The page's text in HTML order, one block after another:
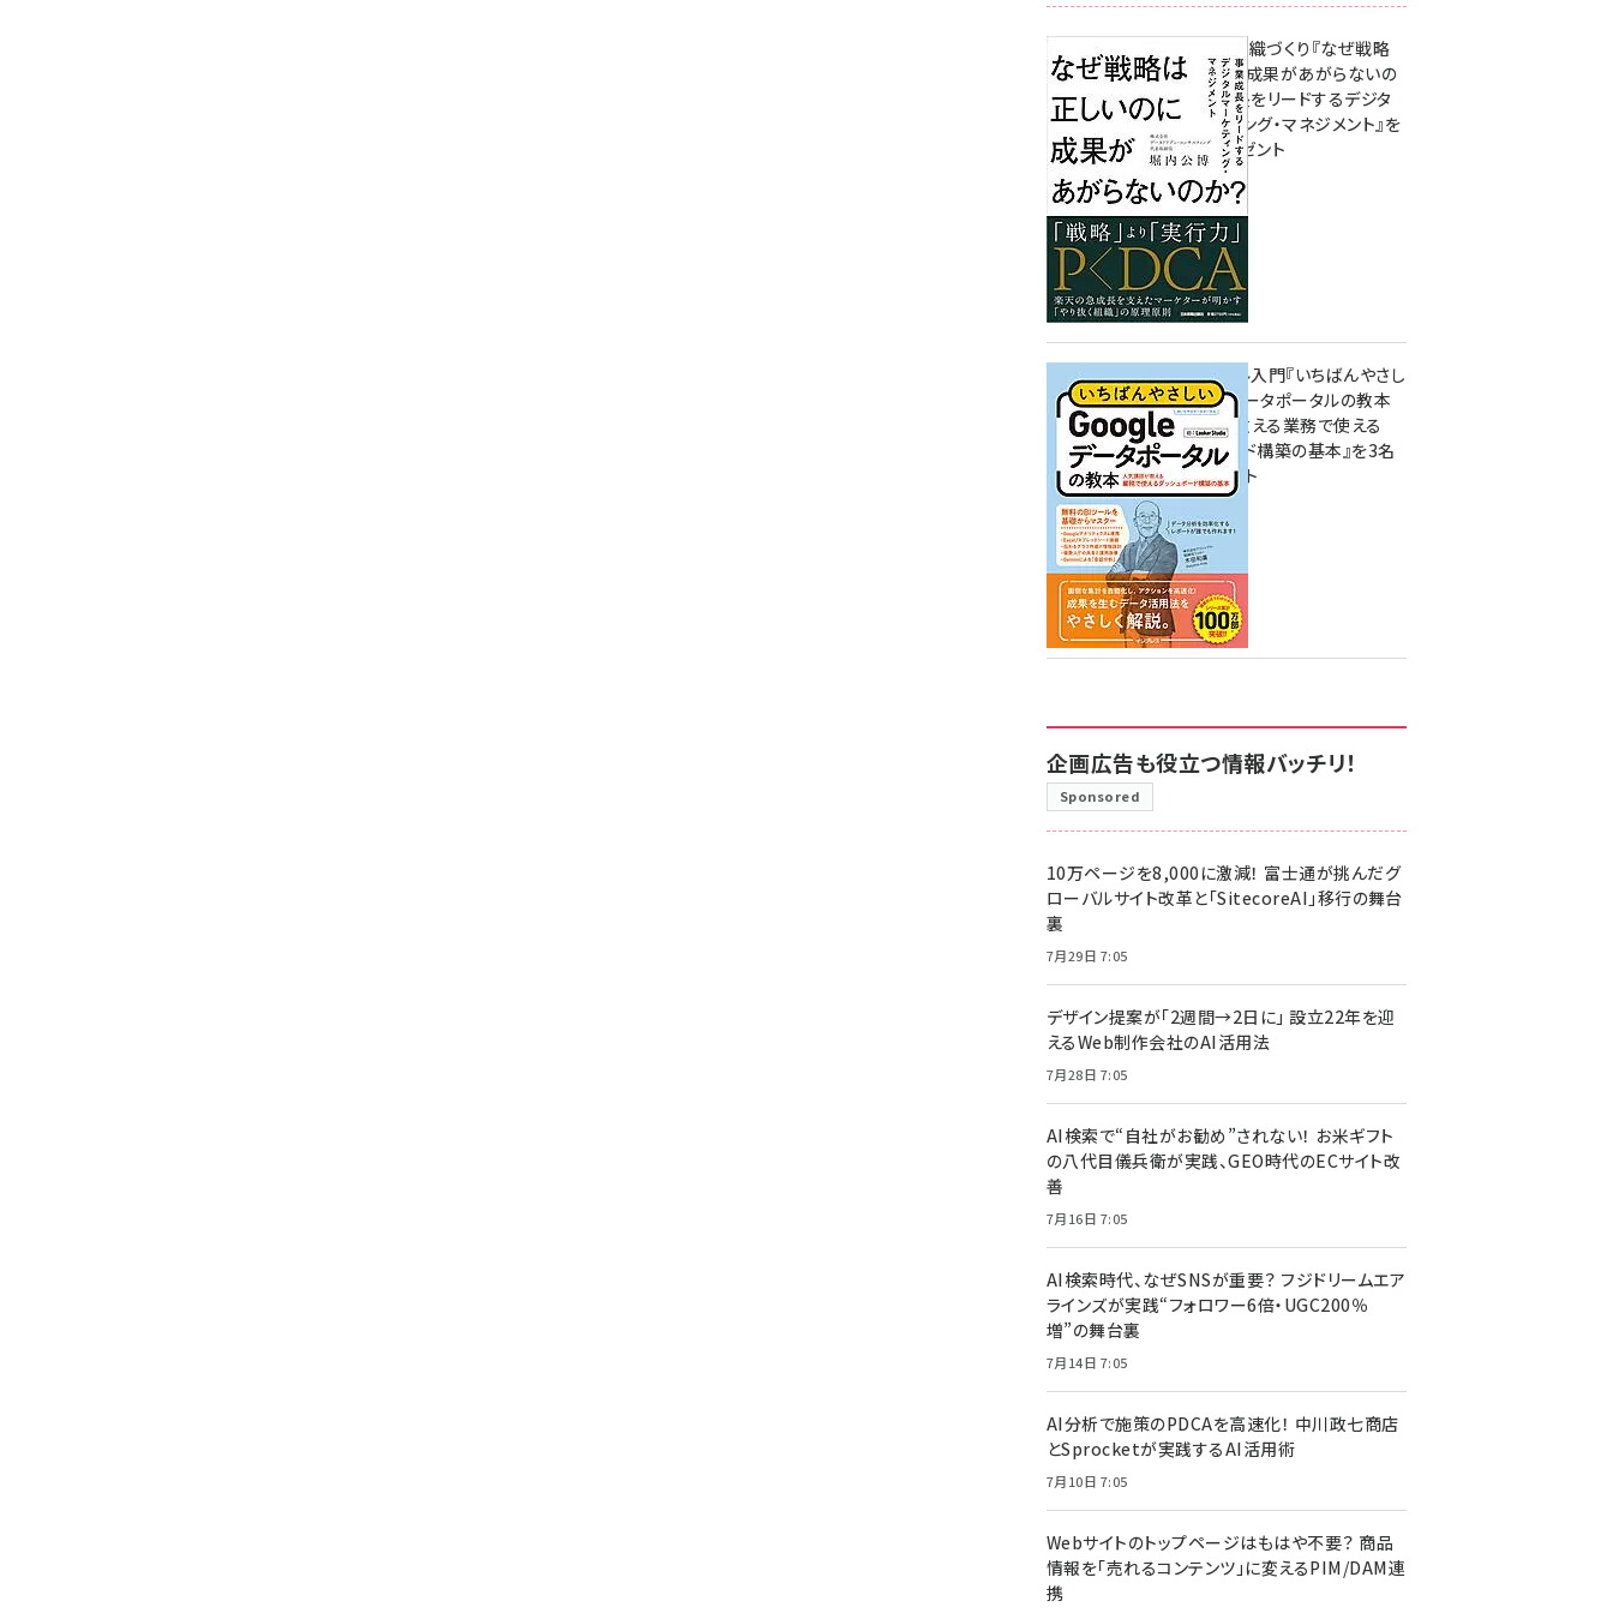
成果を生む組織づくり『なぜ戦略
は正しいのに成果があがらないの
か？ 事業成長をリードするデジタ
ルマーケティング・マネジメント』を
3名様にプレゼント
8月7日 10:00
無料BIツール入門『いちばんやさし
いGoogleデータポータルの教本
人気講師が教える業務で使える
ダッシュボード構築の基本』を3名
様にプレゼント
7月31日 10:00
企画広告も役立つ情報バッチリ！
Sponsored
10万ページを8,000に激減！ 富士通が挑んだグ
ローバルサイト改革と「SitecoreAI」移行の舞台
裏
7月29日 7:05
デザイン提案が「2週間→2日に」 設立22年を迎
えるWeb制作会社のAI活用法
7月28日 7:05
AI検索で“自社がお勧め”されない！ お米ギフト
の八代目儀兵衛が実践、GEO時代のECサイト改
善
7月16日 7:05
AI検索時代、なぜSNSが重要？ フジドリームエア
ラインズが実践“フォロワー6倍・UGC200％
増”の舞台裏
7月14日 7:05
AI分析で施策のPDCAを高速化！ 中川政七商店
とSprocketが実践するAI活用術
7月10日 7:05
Webサイトのトップページはもはや不要？ 商品
情報を「売れるコンテンツ」に変えるPIM/DAM連
携